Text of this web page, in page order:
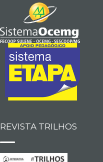
REVISTA TRILHOS